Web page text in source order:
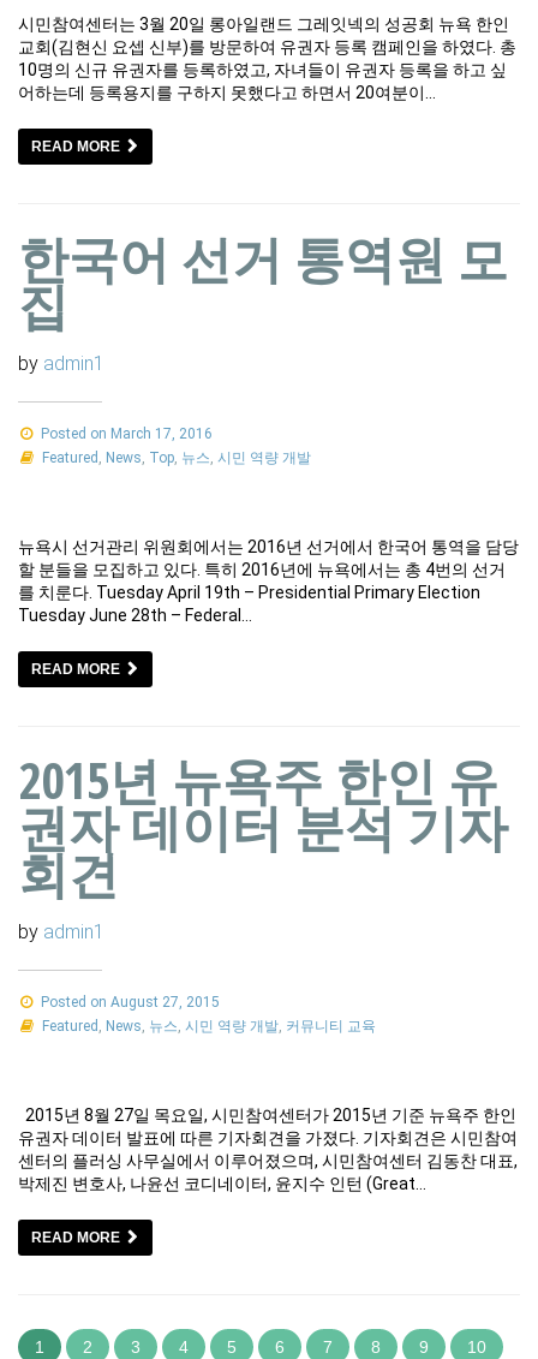
시민참여센터는 3월 20일 롱아일랜드 그레잇넥의 성공회 뉴욕 한인
교회(김현신 요셉 신부)를 방문하여 유권자 등록 캠페인을 하였다. 총
10명의 신규 유권자를 등록하였고, 자녀들이 유권자 등록을 하고 싶
어하는데 등록용지를 구하지 못했다고 하면서 20여분이…
READ MORE
한국어 선거 통역원 모
집
by admin1
Posted on March 17, 2016
Featured
News Top, 뉴스 시민 역량 개발
뉴욕시 선거관리 위원회에서는 2016년 선거에서 한국어 통역을 담당
할 분들을 모집하고 있다. 특히 2016년에 뉴욕에서는 총 4번의 선거
를 치룬다. Tuesday April 19th – Presidential Primary Election
Tuesday June 28th – Federal…
READ MORE
2015년 뉴욕주 한인 유
권자 데이터 분석 기자
회견
by admin1
Posted on August 27, 2015
Featured , News, 뉴스, 시민 역량 개발, 커뮤니티 교육
2015년 8월 27일 목요일, 시민참여센터가 2015년 기준 뉴욕주 한인
유권자 데이터 발표에 따른 기자회견을 가졌다. 기자회견은 시민참여
센터의 플러싱 사무실에서 이루어졌으며, 시민참여센터 김동찬 대표,
박제진 변호사, 나윤선 코디네이터, 윤지수 인턴 (Great…
READ MORE
1 2 3 4 5 6 7 8 9
10